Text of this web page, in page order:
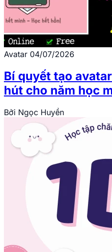
Avatar 04/07/2026
Bí quyết tạo
hút cho năm học
Bởi Ngọc Huyền